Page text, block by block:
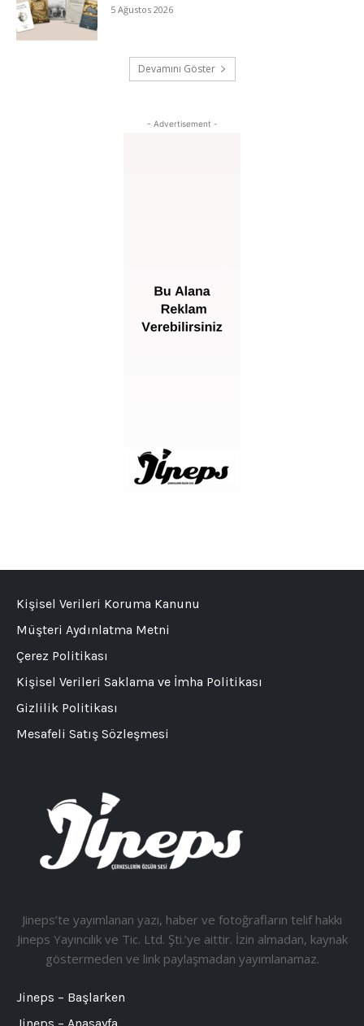
5 Ağustos 2026
Devamını Göster
- Advertisement -
Jineps’te yayımlanan yazı, haber ve fotoğrafların telif hakkı
Jineps Yayıncılık ve Tic. Ltd. Şti.’ye aittir. İzin almadan, kaynak
göstermeden ve link paylaşmadan yayımlanamaz.
Jineps – Başlarken
Kişisel Verileri Koruma Kanunu
Müşteri Aydınlatma Metni
Çerez Politikası
Kişisel Verileri Saklama ve İmha Politikası
Gizlilik Politikası
Mesafeli Satış Sözleşmesi